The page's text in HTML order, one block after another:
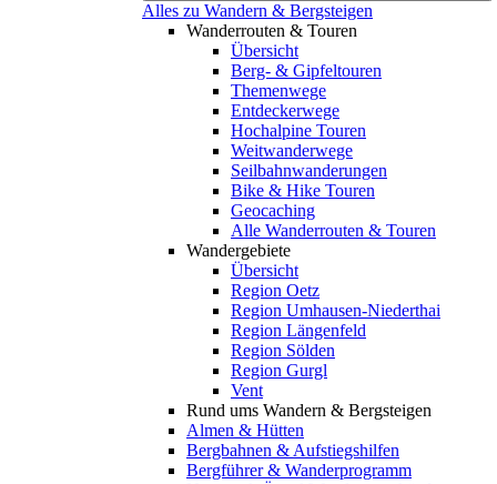
Alles zu Wandern & Bergsteigen
Wanderrouten & Touren
Übersicht
Berg- & Gipfeltouren
Themenwege
Entdeckerwege
Hochalpine Touren
Weitwanderwege
Seilbahnwanderungen
Bike & Hike Touren
Geocaching
Alle Wanderrouten & Touren
Wandergebiete
Übersicht
Region Oetz
Region Umhausen-Niederthai
Region Längenfeld
Region Sölden
Region Gurgl
Vent
Rund ums Wandern & Bergsteigen
Almen & Hütten
Bergbahnen & Aufstiegshilfen
Bergführer & Wanderprogramm